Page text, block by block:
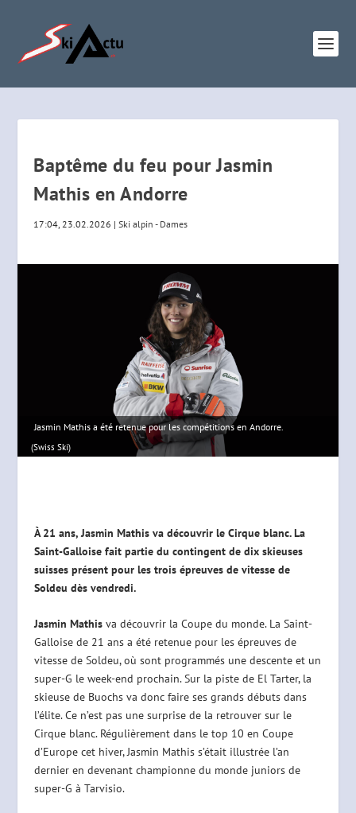
Baptême du feu pour Jasmin
Mathis en Andorre
17:04, 23.02.2026 |Ski alpin - Dames
Jasmin Mathis a été retenue pour les compétitions en Andorre.
(Swiss Ski)
À 21 ans, Jasmin Mathis va découvrir le Cirque blanc. La
Saint-Galloise fait partie du contingent de dix skieuses
suisses présent pour les trois épreuves de vitesse de
Soldeu dès vendredi.
Jasmin Mathisva découvrir la Coupe du monde. La Saint-
Galloise de 21 ans a été retenue pour les épreuves de
vitesse de Soldeu, où sont programmés une descente et un
super-G le week-end prochain. Sur la piste de El Tarter, la
skieuse de Buochs va donc faire ses grands débuts dans
l’élite. Ce n’est pas une surprise de la retrouver sur le
Cirque blanc. Régulièrement dans le top 10 en Coupe
d’Europe cet hiver, Jasmin Mathis s’était illustrée l’an
dernier en devenant championne du monde juniors de
super-G à Tarvisio.